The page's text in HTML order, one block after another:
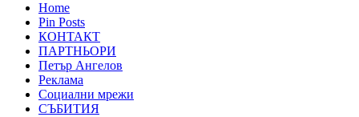
Home
Pin Posts
КОНТАКТ
ПАРТНЬОРИ
Петър Ангелов
Реклама
Социални мрежи
СЪБИТИЯ